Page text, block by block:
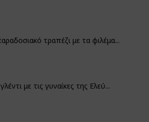
τραπέζι με τα φιλέμα...
με τις γυναίκες της Ελεύ...